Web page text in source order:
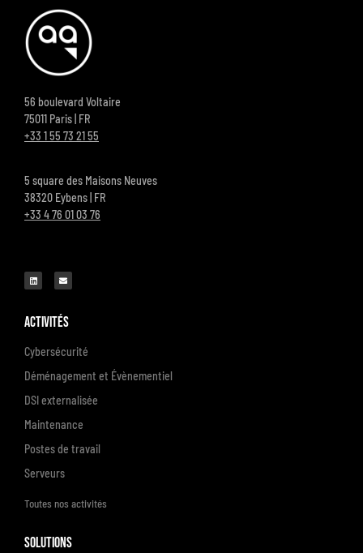
56 boulevard Voltaire
75011 Paris | FR
+33 1 55 73 21 55
5 square des Maisons Neuves
38320 Eybens | FR
+33 4 76 01 03 76
Activités
Cybersécurité
Déménagement et Évènementiel
DSI externalisée
Maintenance
Postes de travail
Serveurs
Toutes nos activités
Solutions